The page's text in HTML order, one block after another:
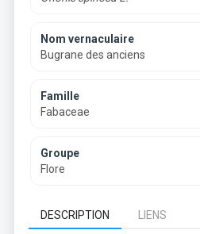
Nom vernaculaire
Bugrane des anciens
Famille
Fabaceae
Groupe
Flore
DESCRIPTION LIENS